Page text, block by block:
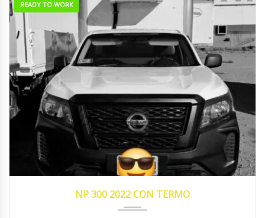
READY TO WORK
NP 300 2022 CON TERMO